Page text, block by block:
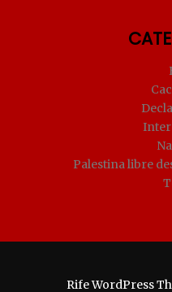
Palestina libre
RifeWordPress